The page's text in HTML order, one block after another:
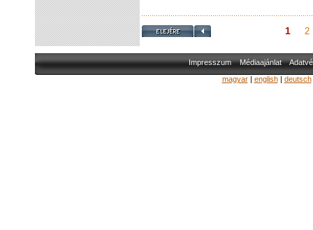
1 2
Impresszum Médiaajánlat
magyar| english| deutsch